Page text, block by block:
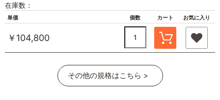
在庫数：
単価 個数 カート お気に入り
￥104,800
その他の規格はこちら >